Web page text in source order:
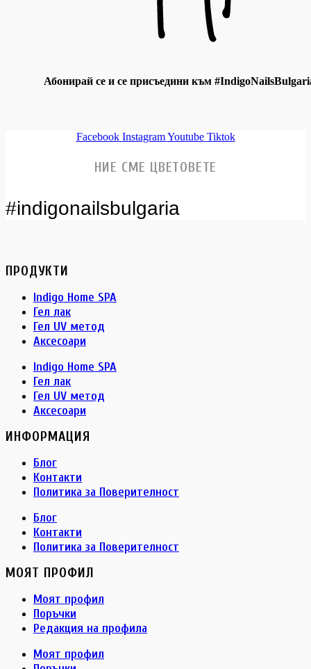
Абонирай се и се присъедини към
Facebook Instagram Youtube Tiktok
НИЕ СМЕ ЦВЕТОВЕТЕ
#indigonailsbulgaria
ПРОДУКТИ
Indigo Home SPA
Гел лак
Гел UV метод
Аксесоари
Indigo Home SPA
Гел лак
Гел UV метод
Аксесоари
ИНФОРМАЦИЯ
Блог
Контакти
Политика за Поверителност
Блог
Контакти
Политика за Поверителност
МОЯТ ПРОФИЛ
Моят профил
Поръчки
Редакция на профила
Моят профил